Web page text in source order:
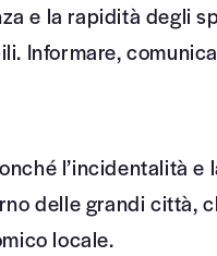
e la rapidità degli
Informare,
l’incidentalità
delle grandi città,
locale.